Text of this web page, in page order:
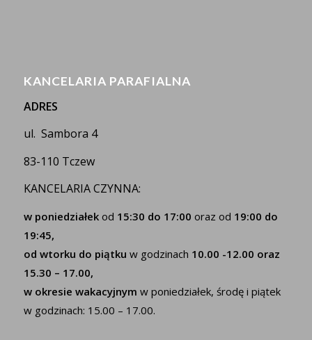
KANCELARIA PARAFIALNA
ADRES
ul. Sambora 4
83-110 Tczew
KANCELARIA CZYNNA:
w poniedziałekod 15:30 do 17:00 oraz od 19:00 do
19:45,
od wtorku do piątku w godzinach 10.00 -12.00 oraz
15.30 – 17.00,
w okresie wakacyjnym w poniedziałek, środę i piątek
w godzinach: 15.00 – 17.00.